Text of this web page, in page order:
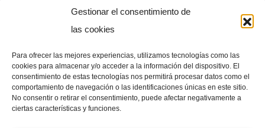
Gestionar el consentimiento de
las cookies
Para ofrecer las mejores experiencias, utilizamos tecnologías como las
cookies para almacenar y/o acceder a la información del dispositivo. El
consentimiento de estas tecnologías nos permitirá procesar datos como el
comportamiento de navegación o las identificaciones únicas en este sitio.
No consentir o retirar el consentimiento, puede afectar negativamente a
ciertas características y funciones.
E-mail
diaadia.redaccion@gmail.com